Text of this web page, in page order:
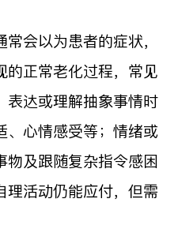
会以为患者的症状，
的正常老化过程，常见
表达或理解抽象事情时
、心情感受等；情绪或
物及跟随复杂指令感困
理活动仍能应付，但需